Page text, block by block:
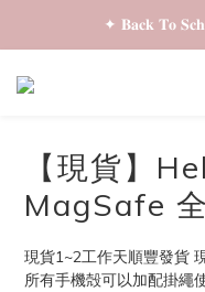
✦ 𝐁𝐚𝐜𝐤 𝐓𝐨
✦ 𝐁𝐚𝐜𝐤 𝐓𝐨
✦ 全店購物滿
【現貨】
MagSafe
現貨1~2工作天順豐發貨
所有手機殻可以加配掛繩使